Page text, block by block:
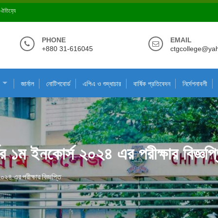
ঐতিহ্যে
PHONE
+880 31-616045
EMAIL
জার্নাল নোটিশবোর্ড এপিএ ও শুদ্ধাচার বার্ষিক প্রতিবেদন নির্দেশনাবলী
১ম ইনকোর্স ২০২৪ এর পরীক্ষার
এর পরীক্ষার বিজ্ঞপ্তি